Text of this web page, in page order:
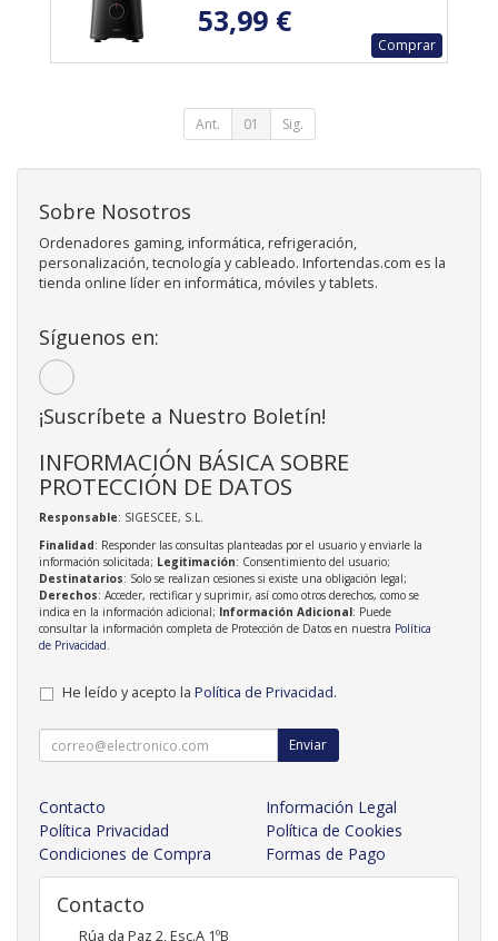
53,99 €
Comprar
Ant. 01 Sig.
Sobre Nosotros
Ordenadores gaming, informática, refrigeración,
personalización, tecnología y cableado. Infortendas.com es la
tienda online líder en informática, móviles y tablets.
Síguenos en:
¡Suscríbete a Nuestro Boletín!
INFORMACIÓN BÁSICA SOBRE
PROTECCIÓN DE DATOS
Responsable: SIGESCEE, S.L.
Finalidad: Responder las consultas planteadas por el usuario y enviarle la
información solicitada; Legitimación: Consentimiento del usuario;
Destinatarios: Solo se realizan cesiones si existe una obligación legal;
Derechos: Acceder, rectificar y suprimir, así como otros derechos, como se
indica en la información adicional; Información Adicional: Puede
consultar la información completa de Protección de Datos en nuestra Política
de Privacidad.
He leído y acepto la Política de Privacidad.
Enviar
Contacto
Información Legal
Política Privacidad
Política de Cookies
Condiciones de Compra
Formas de Pago
Contacto
Rúa da Paz 2, Esc.A 1ºB